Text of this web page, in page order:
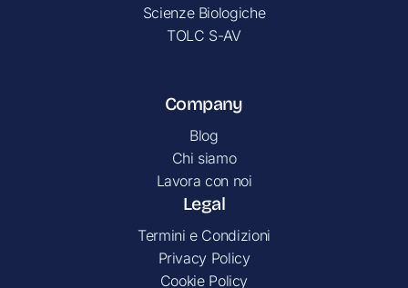
Scienze Biologiche
TOLC S-AV
Company
Blog
Chi siamo
Lavora con noi
Legal
Termini e Condizioni
Privacy Policy
Cookie Policy